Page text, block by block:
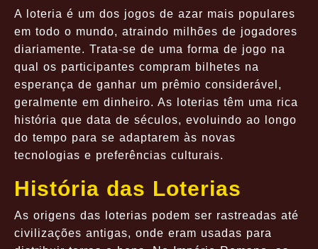
A loteria é um dos jogos de azar mais populares
em todo o mundo, atraindo milhões de jogadores
diariamente. Trata-se de uma forma de jogo na
qual os participantes compram bilhetes na
esperança de ganhar um prêmio considerável,
geralmente em dinheiro. As loterias têm uma rica
história que data de séculos, evoluindo ao longo
do tempo para se adaptarem às novas
tecnologias e preferências culturais.
História das Loterias
As origens das loterias podem ser rastreadas até
civilizações antigas, onde eram usadas para